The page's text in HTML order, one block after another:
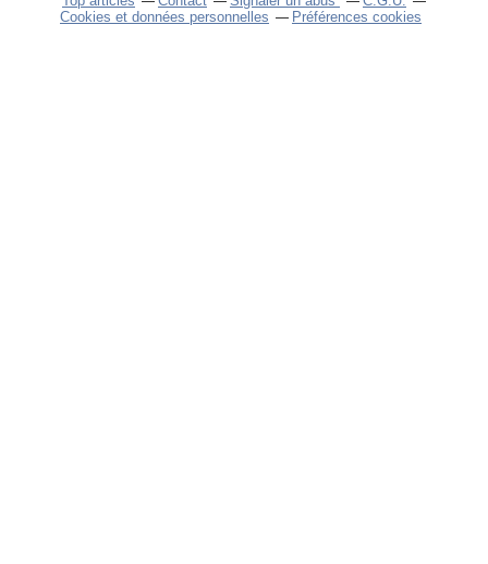
Cookies et données personnelles
Préférences cookies